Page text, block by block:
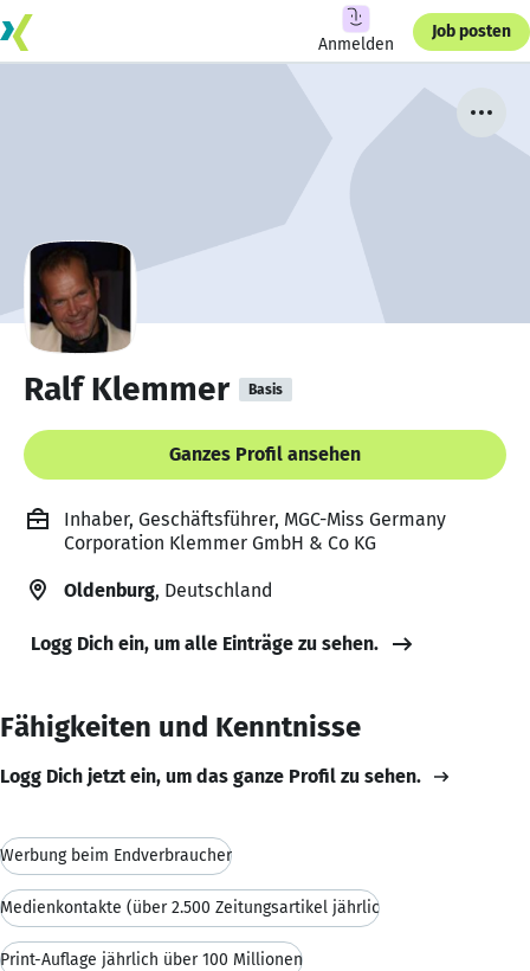
Anmelden
Job posten
Ralf Klemmer Basis
Ganzes Profil ansehen
Inhaber, Geschäftsführer, MGC-Miss Germany
Corporation Klemmer GmbH & Co KG
Oldenburg, Deutschland
Logg Dich ein, um alle Einträge zu sehen.
Fähigkeiten und Kenntnisse
Logg Dich jetzt ein, um das ganze Profil zu sehen.
Werbung beim Endverbraucher
Medienkontakte (über 2.500 Zeitungsartikel jährlic
Print-Auflage jährlich über 100 Millionen